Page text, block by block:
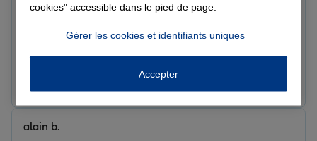
Le 13/03/2026 - Agence CHAMPAGNOLE
cliente chez eux Niveau tarif idem rien à dire je
recommande
Prendre un RDV
alain b.
cookies" accessible dans le pied de page.
Gérer les cookies et identifiants uniques
Accepter